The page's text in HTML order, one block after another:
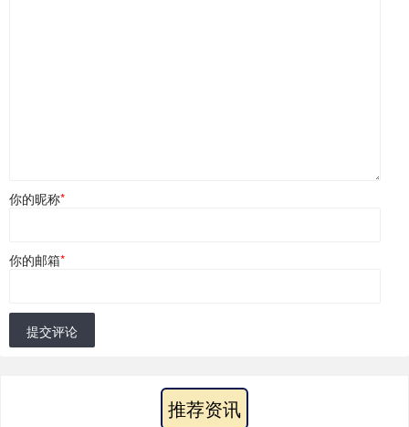
你的昵称*
你的邮箱*
提交评论
推荐资讯